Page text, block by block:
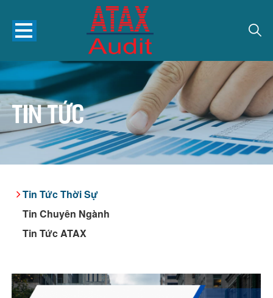
Tin tức
Tin Tức Thời Sự
Tin Chuyên Ngành
Tin Tức ATAX